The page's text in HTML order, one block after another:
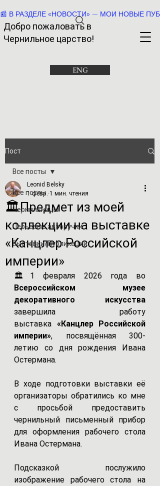
Добро пожаловать в
Чернильное царство!
ENG
📰 В РАЗДЕЛЕ «НОВОСТИ» — МОИ НОВЫЕ
Пост
Все посты
Чернильницы
Перьевые авторучки
Выставки/Публикации
Все посты
🏛️Предмет из моей
коллекции на выставке
«Канцлер Российской
империи»
Leonid Belsky
1 февр. 1 мин. чтения
🏛️
Всероссийском музее
декоративного искусства
завершила работу
выставка «Канцлер Российской
империи», посвящённая 300-
летию со дня рождения Ивана
Остермана.
В ходе подготовки выставки её
организаторы обратились ко мне
с просьбой предоставить
чернильный письменный прибор
для оформления рабочего стола
Ивана Остермана.
Подсказкой послужило
изображение рабочего стола на